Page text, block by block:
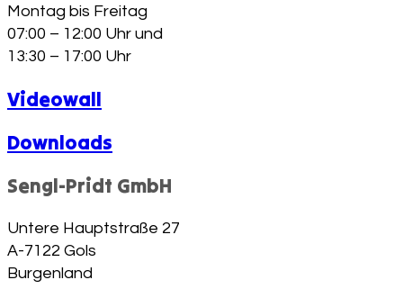
Montag bis Freitag
07:00 – 12:00 Uhr und
13:30 – 17:00 Uhr
Videowall
Downloads
Sengl-Pridt GmbH
Untere Hauptstraße 27
A-7122 Gols
Burgenland